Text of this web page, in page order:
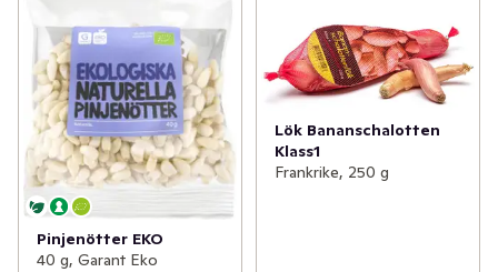
Pinjenötter EKO
40 g, Garant Eko
Lök Bananschalotten
Klass1
Frankrike, 250 g